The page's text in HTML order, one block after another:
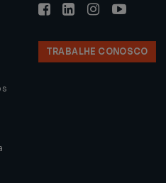
TRABALHE CONOSCO